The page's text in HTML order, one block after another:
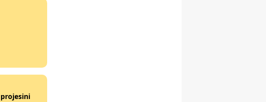
projesini